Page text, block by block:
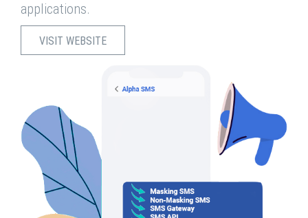
applications.
VISIT WEBSITE